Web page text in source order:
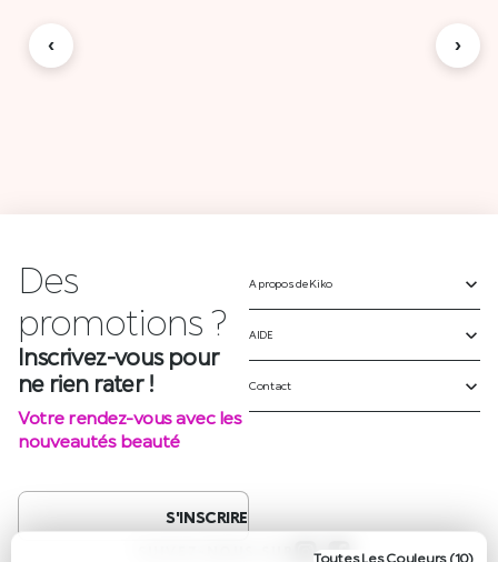
Toutes Les Couleurs (10)
‹ ›
Des
promotions ?
Inscrivez-vous pour
ne rien rater !
Votre rendez-vous avec les
nouveautés beauté
S'INSCRIRE
A propos de Kiko
AIDE
Contact